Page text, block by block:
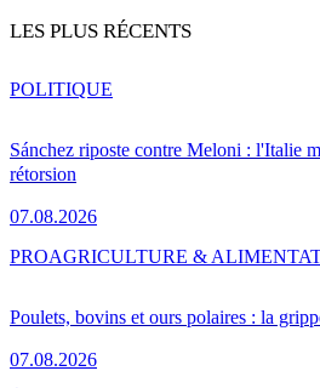
LES PLUS RÉCENTS
Sánchez riposte contre Meloni : l'Italie
rétorsion
07.08.2026
POLITIQUE
Poulets, bovins et ours polaires : la
07.08.2026
PROAGRICULTURE &